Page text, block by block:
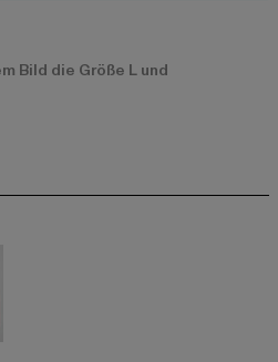
Bild die Größe L und